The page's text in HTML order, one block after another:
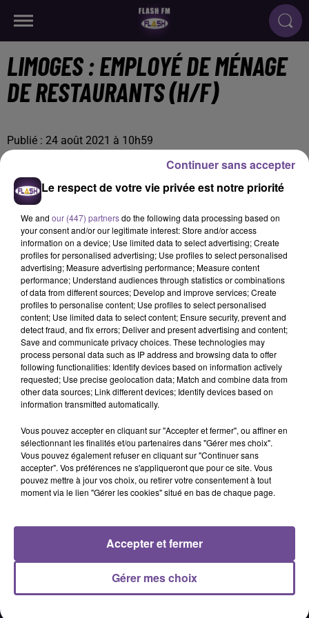
LIMOGES : EMPLOYÉ DE MÉNAGE
DE RESTAURANTS (H/F)
Publié : 24 août 2021 à 10h59
Vous aurez à charge, l’entretien (ménage, lessives …) de la
salle de restaurant ainsi que de l’ensemble des locaux
périphériques du restaurant. L’établissement est ouvert 7/7
avec 2 jours de repos par semaine.
Référence de l’offre Pôle Emploi : 118XVCC
Le respect de votre vie privée est notre priorité
We and our (447) partnersdo the following data processing based on
your consent and/or our legitimate interest: Store and/or access
information on a device; Use limited data to select advertising; Create
profiles for personalised advertising; Use profiles to select personalised
advertising; Measure advertising performance; Measure content
performance; Understand audiences through statistics or combinations
of data from different sources; Develop and improve services; Create
profiles to personalise content; Use profiles to select personalised
content; Use limited data to select content; Ensure security, prevent and
detect fraud, and fix errors; Deliver and present advertising and content;
Save and communicate privacy choices. These technologies may
process personal data such as IP address and browsing data to offer
following functionalities: Identify devices based on information actively
requested; Use precise geolocation data; Match and combine data from
other data sources; Link different devices; Identify devices based on
information transmitted automatically.
Vous pouvez accepter en cliquant sur "Accepter et fermer", ou affiner en
sélectionnant les finalités et/ou partenaires dans "Gérer mes choix".
Vous pouvez également refuser en cliquant sur "Continuer sans
accepter". Vos préférences ne s'appliqueront que pour ce site. Vous
pouvez mettre à jour vos choix, ou retirer votre consentement à tout
moment via le lien "Gérer les cookies" situé en bas de chaque page.
Gérer mes choix
Accepter et fermer
Continuer sans accepter